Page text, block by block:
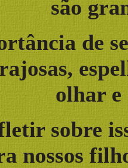
são
de
olhar e
sobre
nossos